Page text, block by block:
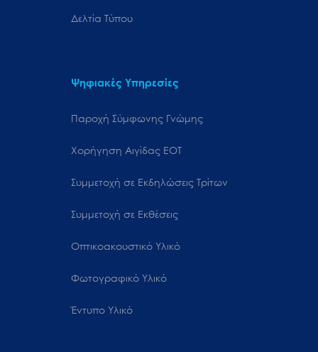
Δελτία Τύπου
Ψηφιακές Υπηρεσίες
Παροχή Σύμφωνης Γνώμης
Χορήγηση Αιγίδας ΕΟΤ
Συμμετοχή σε Εκδηλώσεις Τρίτων
Συμμετοχή σε Εκθέσεις
Οπτικοακουστικό Υλικό
Φωτογραφικό Υλικό
Έντυπο Υλικό